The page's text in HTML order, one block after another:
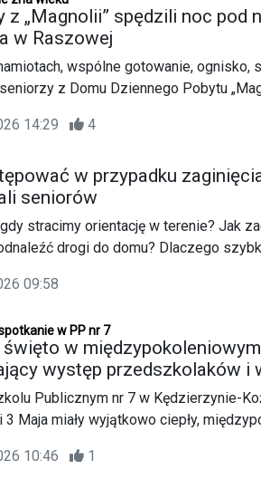
z „Magnolii” spędzili noc pod
w Raszowej
wspólne gotowanie, ognisko,
z Domu Dziennego Pobytu
w ramach projektu „Leśna przygoda
14:29 4
w przypadku
seniorów
stracimy orientację w terenie? Jak
drogi do domu? Dlaczego
na te pytania poznali seniorzy podczas
Koźlu oraz Komendy Wojewódzkiej
09:58
w PP nr 7
w
występ przedszkolaków i
Publicznym nr 7 w Kędzierzynie-
3 Maja miały wyjątkowo ciepły,
„Radość” na osiedlu Azoty,
10:46 1